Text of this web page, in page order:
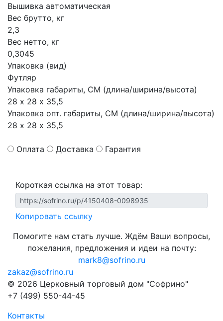
Вышивка автоматическая
Вес брутто, кг
2,3
Вес нетто, кг
0,3045
Упаковка (вид)
Футляр
Упаковка габариты, СМ (длина/ширина/высота)
28 х 28 х 35,5
Упаковка опт. габариты, СМ (длина/ширина/высота)
28 х 28 х 35,5
Оплата Доставка Гарантия
Короткая ссылка на этот товар:
Копировать ссылку
Помогите нам стать лучше. Ждём Ваши вопросы,
пожелания, предложения и идеи на почту:
mark8@sofrino.ru
zakaz@sofrino.ru
© 2026 Церковный торговый дом "Софрино"
+7 (499) 550-44-45
Контакты